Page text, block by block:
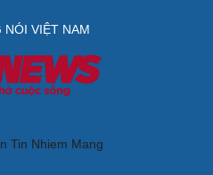
VIỆT NAM